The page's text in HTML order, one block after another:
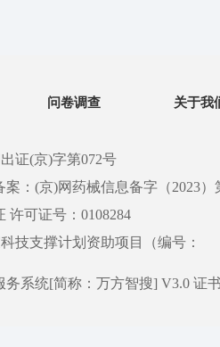
问卷调查 关于我
证(京)字第072号
：(京)网药械信息备字（2023）
许可证号：0108284
技支撑计划资助项目（编号：
系统[简称：万方智搜] V3.0 证